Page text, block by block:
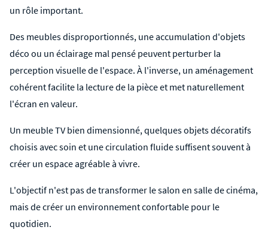
un rôle important.
Des meubles disproportionnés, une accumulation d'objets
déco ou un éclairage mal pensé peuvent perturber la
perception visuelle de l'espace. À l'inverse, un aménagement
cohérent facilite la lecture de la pièce et met naturellement
l'écran en valeur.
Un meuble TV bien dimensionné, quelques objets décoratifs
choisis avec soin et une circulation fluide suffisent souvent à
créer un espace agréable à vivre.
L'objectif n'est pas de transformer le salon en salle de cinéma,
mais de créer un environnement confortable pour le
quotidien.